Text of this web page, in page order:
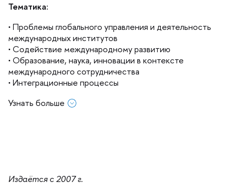
Тематика:
• Проблемы глобального управления и деятельность
международных институто
• Содействие международному развитию
• Образование, наука, инновации в контексте
международного сотрудничества
• Интеграционные процессы
Узнать больше
Издаётся с 2007 г.